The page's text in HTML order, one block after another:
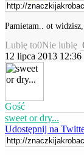
Pamietam.. ot
Lubię to0Nie lubię
12 lipca 2013 12:36
Gość
sweet or dry...
Udostępnij na